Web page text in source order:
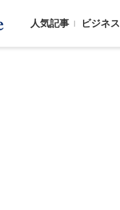
人気記事 ビジネス